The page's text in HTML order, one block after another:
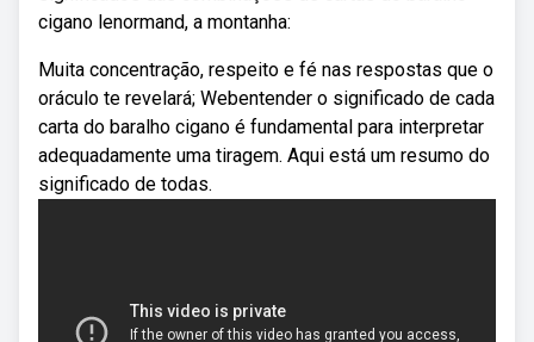
cigano lenormand, a montanha:
Muita concentração, respeito e fé nas respostas que o
oráculo te revelará; Webentender o significado de cada
carta do baralho cigano é fundamental para interpretar
adequadamente uma tiragem. Aqui está um resumo do
significado de todas.